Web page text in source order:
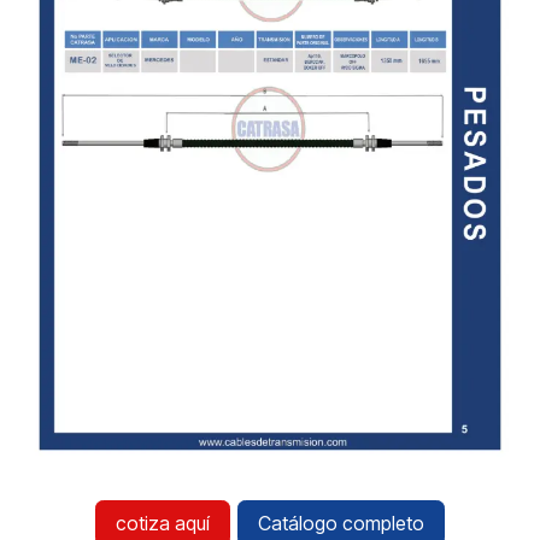
cotiza aquí Catálogo completo